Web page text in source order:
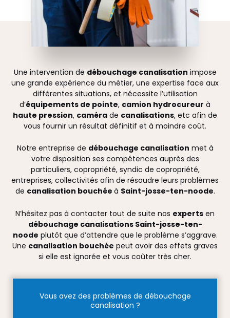
Une intervention de débouchage canalisation impose
une grande expérience du métier, une expertise face aux
différentes situations, et nécessite l’utilisation
d’équipements de pointe, camion hydrocureur à
haute pression, caméra de canalisations, etc afin de
vous fournir un résultat définitif et à moindre coût.
Notre entreprise de débouchage canalisation met à
votre disposition ses compétences auprès des
particuliers, copropriété, syndic de copropriété,
entreprises, collectivités afin de résoudre leurs problèmes
de canalisation bouchée à Saint-josse-ten-noode.
N’hésitez pas à contacter tout de suite nos experts en
débouchage canalisations Saint-josse-ten-
noode plutôt que d’attendre que le problème s’aggrave.
Une canalisation bouchée peut avoir des effets graves
si elle est ignorée et vous coûter très cher.
Vous avez des problèmes de débouchage
canalisation ?